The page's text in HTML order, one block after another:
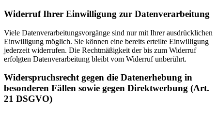
Widerruf Ihrer Einwilligung zur Datenverarbeitung
Viele Datenverarbeitungsvorgänge sind nur mit Ihrer ausdrücklichen
Einwilligung möglich. Sie können eine bereits erteilte Einwilligung
jederzeit widerrufen. Die Rechtmäßigkeit der bis zum Widerruf
erfolgten Datenverarbeitung bleibt vom Widerruf unberührt.
Widerspruchsrecht gegen die Datenerhebung in
besonderen Fällen sowie gegen Direktwerbung (Art.
21 DSGVO)